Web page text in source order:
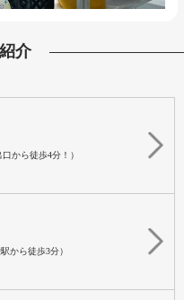
介
口から徒歩4分！）
駅から徒歩3分）